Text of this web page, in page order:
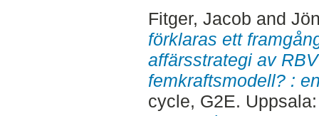
Fitger, Jacob and
förklaras ett
affärsstrategi av
femkraftsmodell? :
cycle, G2E.